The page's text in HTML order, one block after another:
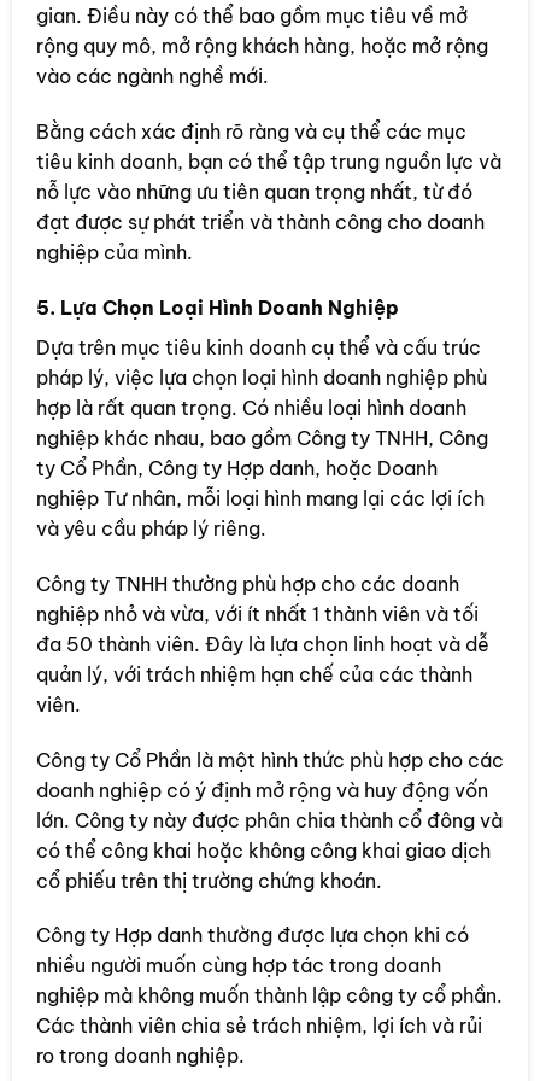
gian. Điều này có thể bao gồm mục tiêu về mở
rộng quy mô, mở rộng khách hàng, hoặc mở rộng
vào các ngành nghề mới.
Bằng cách xác định rõ ràng và cụ thể các mục
tiêu kinh doanh, bạn có thể tập trung nguồn lực và
nỗ lực vào những ưu tiên quan trọng nhất, từ đó
đạt được sự phát triển và thành công cho doanh
nghiệp của mình.
5. Lựa Chọn Loại Hình Doanh Nghiệp
Dựa trên mục tiêu kinh doanh cụ thể và cấu trúc
pháp lý, việc lựa chọn loại hình doanh nghiệp phù
hợp là rất quan trọng. Có nhiều loại hình doanh
nghiệp khác nhau, bao gồm Công ty TNHH, Công
ty Cổ Phần, Công ty Hợp danh, hoặc Doanh
nghiệp Tư nhân, mỗi loại hình mang lại các lợi ích
và yêu cầu pháp lý riêng.
Công ty TNHH thường phù hợp cho các doanh
nghiệp nhỏ và vừa, với ít nhất 1 thành viên và tối
đa 50 thành viên. Đây là lựa chọn linh hoạt và dễ
quản lý, với trách nhiệm hạn chế của các thành
viên.
Công ty Cổ Phần là một hình thức phù hợp cho các
doanh nghiệp có ý định mở rộng và huy động vốn
lớn. Công ty này được phân chia thành cổ đông và
có thể công khai hoặc không công khai giao dịch
cổ phiếu trên thị trường chứng khoán.
Công ty Hợp danh thường được lựa chọn khi có
nhiều người muốn cùng hợp tác trong doanh
nghiệp mà không muốn thành lập công ty cổ phần.
Các thành viên chia sẻ trách nhiệm, lợi ích và rủi
ro trong doanh nghiệp.